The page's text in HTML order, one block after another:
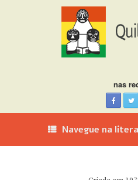
nas
Navegue na